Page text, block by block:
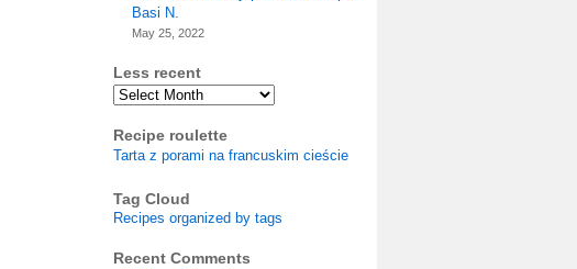
Basi N.
May 25, 2022
Less recent
Archives
Recipe roulette
Tarta z porami na francuskim cieście
Tag Cloud
Recipes organized by tags
Recent Comments